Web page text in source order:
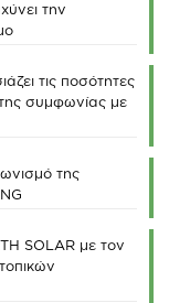
την
τις ποσότητες
συμφωνίας με
της
SOLAR με τον